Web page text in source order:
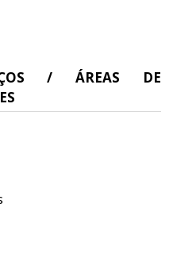
/ ÁREAS DE